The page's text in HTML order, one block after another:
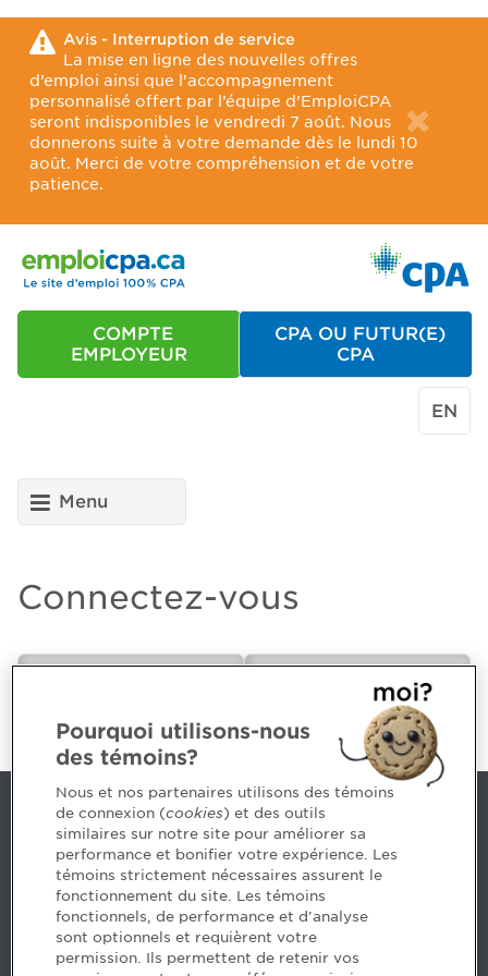
Avis - Interruption de service
La mise en ligne des nouvelles offres
d’emploi ainsi que l’accompagnement
personnalisé offert par l’équipe d’EmploiCPA
seront indisponibles le vendredi 7 août. Nous
donnerons suite à votre demande dès le lundi 10
août. Merci de votre compréhension et de votre
patience.
COMPTE
EMPLOYEUR
CPA OU FUTUR(E)
CPA
EN
Menu
Connectez-vous
CPA
Nous joindre
514 788-1376 1 800 363-4688 [3033]
emploiCPA@cpaquebec.ca
5, Place Ville Marie, bureau 800, Montréal
(Québec)H3B 2G2
Pourquoi utilisons-nous
des témoins?
Nous et nos partenaires utilisons des témoins
de connexion (cookies) et des outils
similaires sur notre site pour améliorer sa
performance et bonifier votre expérience. Les
témoins strictement nécessaires assurent le
fonctionnement du site. Les témoins
fonctionnels, de performance et d'analyse
sont optionnels et requièrent votre
permission. Ils permettent de retenir vos